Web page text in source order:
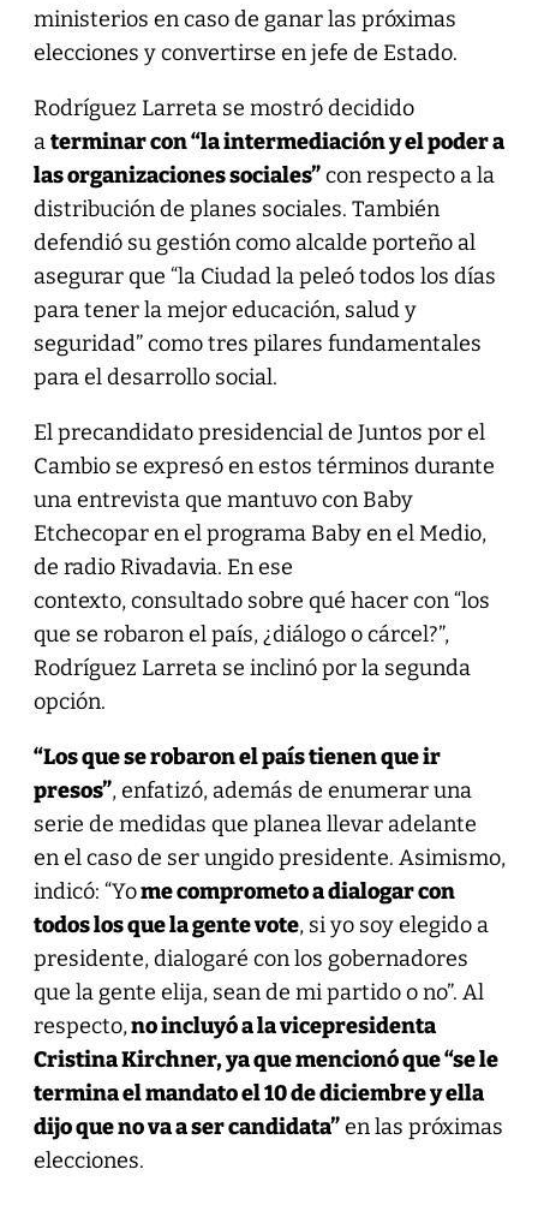
ministerios en caso de ganar las próximas
elecciones y convertirse en jefe de Estado.
Rodríguez Larreta se mostró decidido
aterminar con “la intermediación y el poder a
las organizaciones sociales”con respecto a la
distribución de planes sociales. También
defendió su gestión como alcalde porteño al
asegurar que “la Ciudad la peleó todos los días
para tener la mejor educación, salud y
seguridad” como tres pilares fundamentales
para el desarrollo social.
El precandidato presidencial de Juntos por el
Cambio se expresó en estos términos durante
una entrevista que mantuvo con Baby
Etchecopar en el programa Baby en el Medio,
de radio Rivadavia. En ese
contexto, consultado sobre qué hacer con “los
que se robaron el país, ¿diálogo o cárcel?”,
Rodríguez Larreta se inclinó por la segunda
opción.
“Los que se robaron el país tienen que ir
presos”, enfatizó, además de enumerar una
serie de medidas que planea llevar adelante
en el caso de ser ungido presidente. Asimismo,
indicó: “Yome comprometo a dialogar con
todos los que la gente vote, si yo soy elegido a
presidente, dialogaré con los gobernadores
que la gente elija, sean de mi partido o no”. Al
respecto,no incluyó a la vicepresidenta
Cristina Kirchner, ya que mencionó que “se le
termina el mandato el 10 de diciembre y ella
dijo que no va a ser candidata”en las próximas
elecciones.